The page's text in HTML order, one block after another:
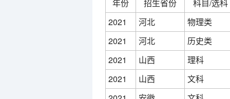
年份
招生省份
科目/选科
2021
河北
物理类
2021
河北
历史类
2021
山西
理科
2021
山西
文科